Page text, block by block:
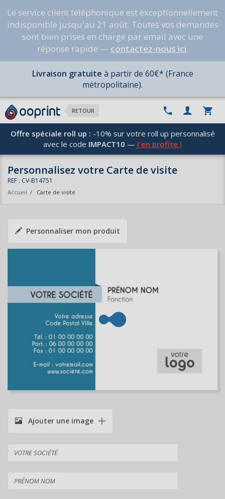
Le service client téléphonique est exceptionnellement
indisponible jusqu'au 21 août. Toutes vos demandes
sont bien prises en charge par email avec une
réponse rapide — contactez-nous ici.
Livraison gratuite à partir de 60€* (France
métropolitaine).
RETOUR
Offre spéciale roll up : -10% sur votre roll up personnalisé
avec le code IMPACT10 — J'en profite !
Personnalisez votre Carte de visite
REF : CV-B14751
Accueil / Carte de visite
Personnaliser mon produit
Ajouter une image